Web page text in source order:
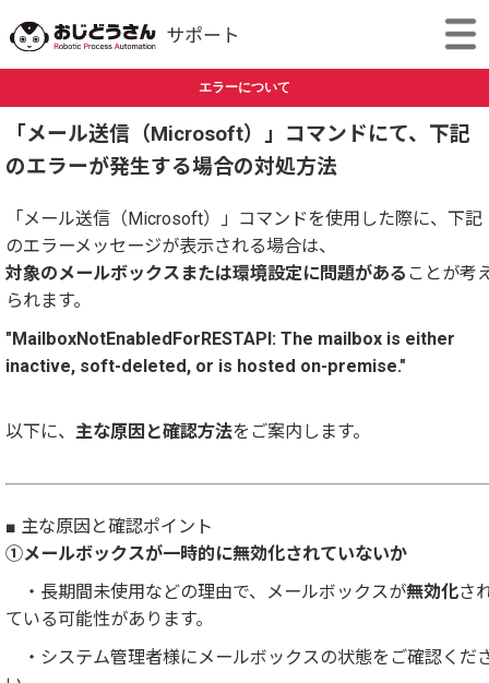
エラーについて
「メール送信（Microsoft）」コマンドにて、下記
のエラーが発生する場合の対処方法
「メール送信（Microsoft）」コマンドを使用した際に、下記
のエラーメッセージが表示される場合は、
対象のメールボックスまたは環境設定に問題がある ことが考
られます。
"MailboxNotEnabledForRESTAPI: The mailbox is either
inactive, soft-deleted, or is hosted on-premise."
以下に、 主な原因と確認方法をご案内します。
■ 主な原因と確認ポイント
①メールボックスが一時的に無効化されていないか
・長期間未使用などの理由で、メールボックスが無効化さ
ている可能性があります。
・システム管理者様にメールボックスの状態をご確認くだ